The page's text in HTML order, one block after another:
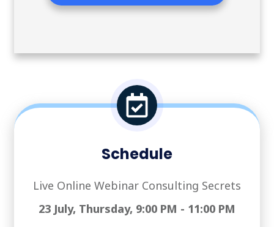
Schedule
Live Online Webinar Consulting Secrets
23 July, Thursday, 9:00 PM - 11:00 PM